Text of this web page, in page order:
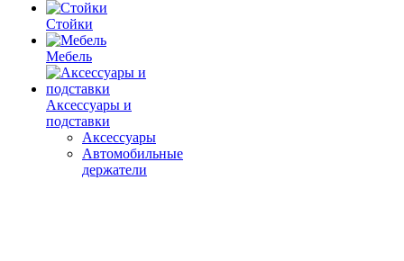
Стойки
Мебель
Аксессуары и
подставки
Аксессуары
Автомобильные
держатели